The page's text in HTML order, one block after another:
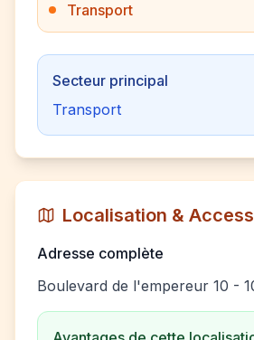
Transport
Secteur principal
Transport
Localisation &
Adresse complète
Boulevard de l'empereur 10 -